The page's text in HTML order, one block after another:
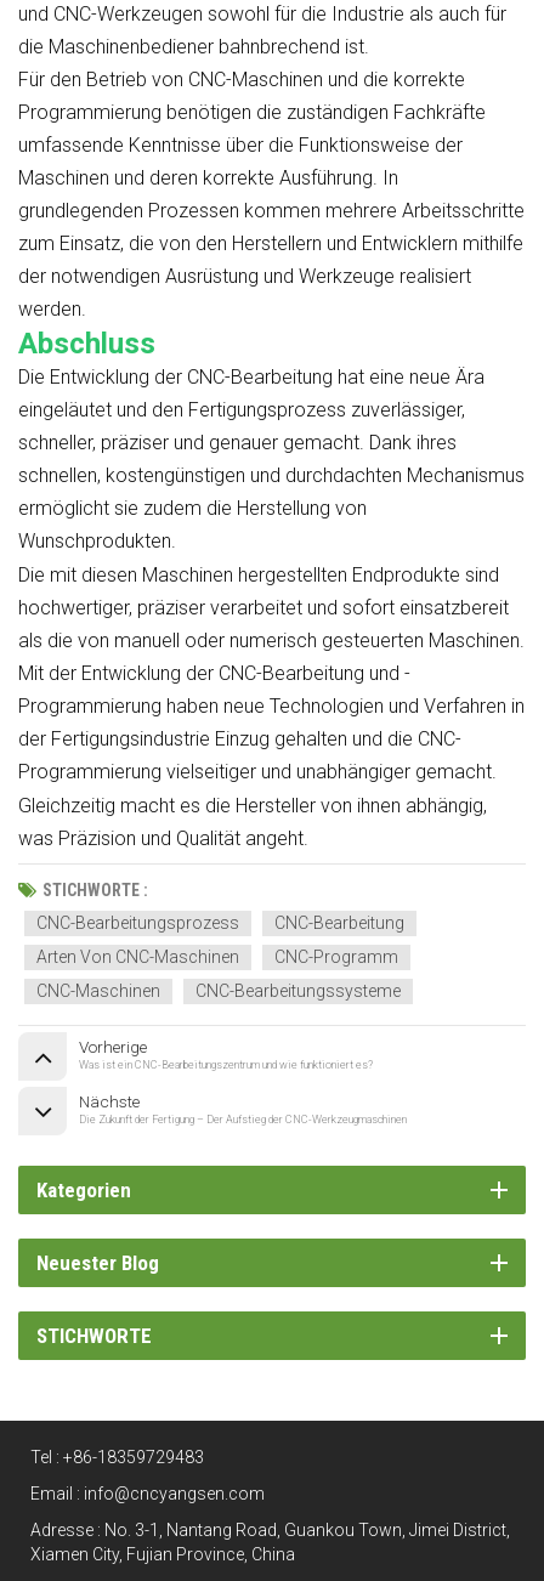
und CNC-Werkzeugen sowohl für die Industrie als auch für
die Maschinenbediener bahnbrechend ist.
Für den Betrieb von CNC-Maschinen und die korrekte
Programmierung benötigen die zuständigen Fachkräfte
umfassende Kenntnisse über die Funktionsweise der
Maschinen und deren korrekte Ausführung. In
grundlegenden Prozessen kommen mehrere Arbeitsschritte
zum Einsatz, die von den Herstellern und Entwicklern mithilfe
der notwendigen Ausrüstung und Werkzeuge realisiert
werden.
Abschluss
Die Entwicklung der CNC-Bearbeitung hat eine neue Ära
eingeläutet und den Fertigungsprozess zuverlässiger,
schneller, präziser und genauer gemacht. Dank ihres
schnellen, kostengünstigen und durchdachten Mechanismus
ermöglicht sie zudem die Herstellung von
Wunschprodukten.
Die mit diesen Maschinen hergestellten Endprodukte sind
hochwertiger, präziser verarbeitet und sofort einsatzbereit
als die von manuell oder numerisch gesteuerten Maschinen.
Mit der Entwicklung der CNC-Bearbeitung und -
Programmierung haben neue Technologien und Verfahren in
der Fertigungsindustrie Einzug gehalten und die CNC-
Programmierung vielseitiger und unabhängiger gemacht.
Gleichzeitig macht es die Hersteller von ihnen abhängig,
was Präzision und Qualität angeht.
STICHWORTE :
CNC-Bearbeitungsprozess
CNC-Bearbeitung
Arten Von CNC-Maschinen
CNC-Programm
CNC-Maschinen
CNC-Bearbeitungssysteme
Vorherige
Was ist ein CNC-Bearbeitungszentrum und wie funktioniert es?
Nächste
Die Zukunft der Fertigung – Der Aufstieg der CNC-Werkzeugmaschinen
Kategorien
Neuester Blog
STICHWORTE
Tel : +86-18359729483
Email : info@cncyangsen.com
Adresse : No. 3-1, Nantang Road, Guankou Town, Jimei District,
Xiamen City, Fujian Province, China